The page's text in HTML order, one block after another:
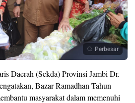
Perbesar
Daerah (Sekda) Provinsi Jambi Dr.
Bazar Ramadhan Tahun
masyarakat dalam memenuhi